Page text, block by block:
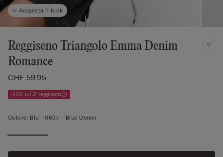
Acquista il look
Reggiseno Triangolo Emma Denim
Romance
CHF 59.95
-30% sul 2° reggiseno
Colore: Blu -063k - Blue Denim